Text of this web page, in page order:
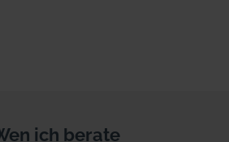
ich berate